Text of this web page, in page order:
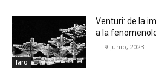
faro
Venturi: de la
a la
9 junio, 2023